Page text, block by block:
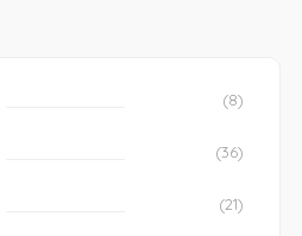
(8)
(36)
(21)